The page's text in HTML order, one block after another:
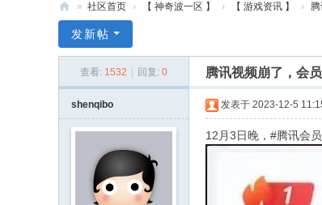
奇
» 社区首页 › 【 神奇波一区 】 › 【 游戏资讯 】 ›
发新帖
查看: 1532 回复: 0 腾讯视频崩了，会
shenqibo 发表于 2023-12-5
12月3日晚，#腾讯会